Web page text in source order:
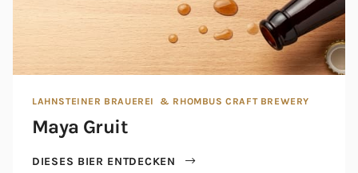
LAHNSTEINER BRAUEREI & RHOMBUS CRAFT BREWERY
Maya Gruit
DIESES BIER ENTDECKEN